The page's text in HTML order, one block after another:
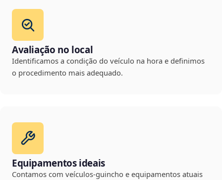
Avaliação no local
Identificamos a condição do veículo na hora e definimos
o procedimento mais adequado.
Equipamentos ideais
Contamos com veículos-guincho e equipamentos atuais